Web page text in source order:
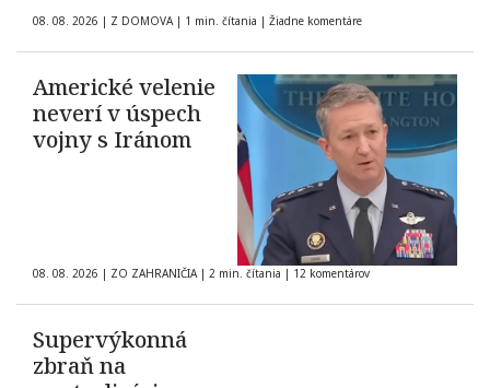
08. 08. 2026 | Z DOMOVA | 1 min. čítania | Žiadne komentáre
Americké velenie
neverí v úspech
vojny s Iránom
08. 08. 2026 | ZO ZAHRANIČIA | 2 min. čítania | 12 komentárov
Supervýkonná
zbraň na